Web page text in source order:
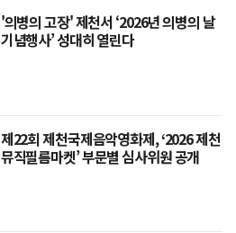
'의병의 고장' 제천서 ‘2026년 의병의 날
기념행사’ 성대히 열린다
제22회 제천국제음악영화제, ‘2026 제천
뮤직필름마켓’ 부문별 심사위원 공개